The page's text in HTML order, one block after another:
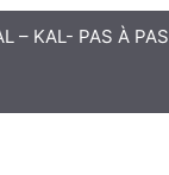
– KAL- PAS À PAS